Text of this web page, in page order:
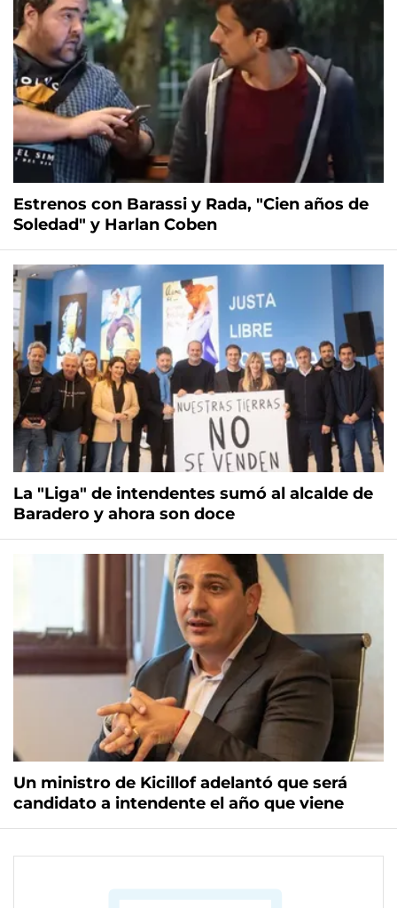
Estrenos con Barassi y Rada, "Cien años de
Soledad" y Harlan Coben
La "Liga" de intendentes sumó al alcalde de
Baradero y ahora son doce
Un ministro de Kicillof adelantó que será
candidato a intendente el año que viene